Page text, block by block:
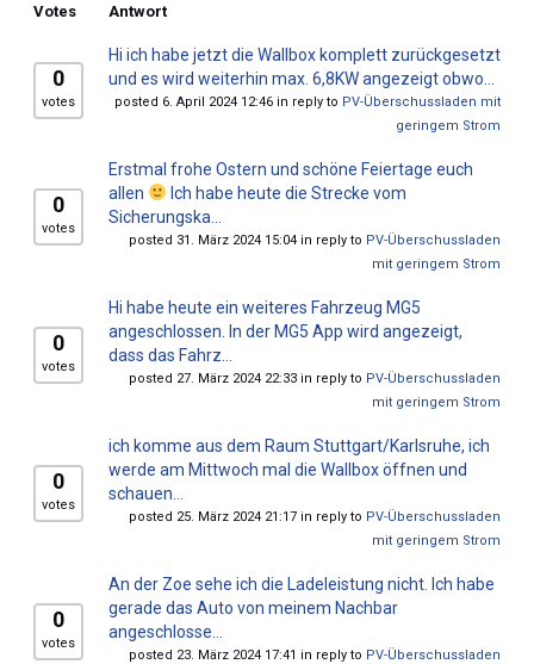
Votes Antwort
0
votes
Hi ich habe jetzt die Wallbox komplett zurückgesetzt
und es wird weiterhin max. 6,8KW angezeigt obwo...
posted 6. April 2024 12:46 in reply to PV-Überschussladen mit
geringem Strom
0
votes
Erstmal frohe Ostern und schöne Feiertage euch
allen
Ich habe heute die Strecke vom
Sicherungska...
posted 31. März 2024 15:04 in reply to PV-Überschussladen
mit geringem Strom
0
votes
Hi habe heute ein weiteres Fahrzeug MG5
angeschlossen. In der MG5 App wird angezeigt,
dass das Fahrz...
posted 27. März 2024 22:33 in reply to PV-Überschussladen
mit geringem Strom
0
votes
ich komme aus dem Raum Stuttgart/Karlsruhe, ich
werde am Mittwoch mal die Wallbox öffnen und
schauen...
posted 25. März 2024 21:17 in reply to PV-Überschussladen
mit geringem Strom
0
votes
An der Zoe sehe ich die Ladeleistung nicht. Ich habe
gerade das Auto von meinem Nachbar
angeschlosse...
posted 23. März 2024 17:41 in reply to PV-Überschussladen